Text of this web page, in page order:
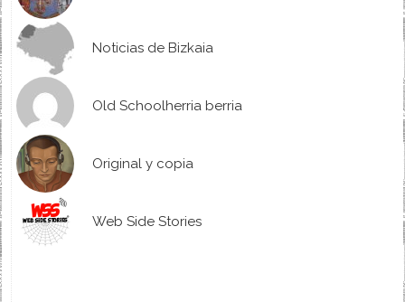
Noticias de Bizkaia
Old Schoolherria berria
Original y copia
Web Side Stories